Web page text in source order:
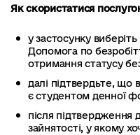
Як скористатися
у застосунку
Допомога по
отримання статусу
далі підтвердьте, що
є студентом денної
після підтвердження
зайнятості, у якому